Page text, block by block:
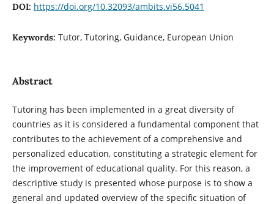
DOI: https://doi.org/10.32093/ambits.vi56.5041
Keywords: Tutor, Tutoring, Guidance, European Union
Abstract
Tutoring has been implemented in a great diversity of
countries as it is considered a fundamental component that
contributes to the achievement of a comprehensive and
personalized education, constituting a strategic element for
the improvement of educational quality. For this reason, a
descriptive study is presented whose purpose is to show a
general and updated overview of the specific situation of